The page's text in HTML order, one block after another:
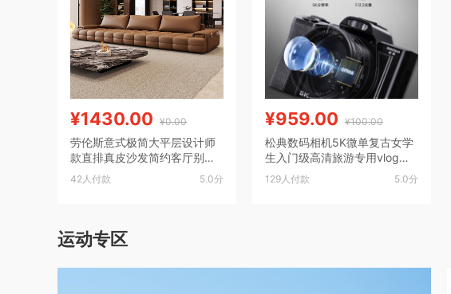
¥1430.00 ¥0.00
劳伦斯意式极简大平层设计师
款直排真皮沙发简约客厅别墅
大小户型
42人付款 5.0分
¥959.00 ¥100.00
松典数码相机5K微单复古女学
生入门级高清旅游专用vlog摄
影照相机
129人付款 5.0分
运动专区